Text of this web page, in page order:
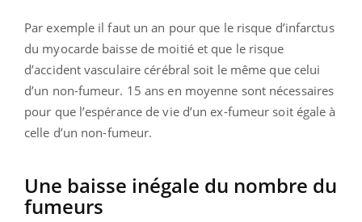
Par exemple il faut un an pour que le risque d’infarctus
du myocarde baisse de moitié et que le risque
d’accident vasculaire cérébral soit le même que celui
d’un non-fumeur. 15 ans en moyenne sont nécessaires
pour que l’espérance de vie d’un ex-fumeur soit égale à
celle d’un non-fumeur.
Une baisse inégale du nombre du
fumeurs